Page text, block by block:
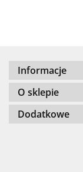
Informacje
O sklepie
Dodatkowe